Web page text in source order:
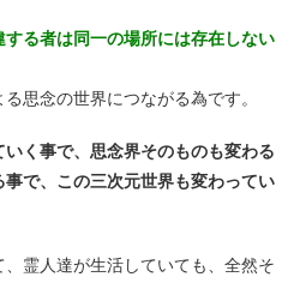
る者は同一の場所には存在しない
思念の世界につながる為です。
いく事で、思念界そのものも変わる
で、この三次元世界も変わってい
霊人達が生活していても、全然そ